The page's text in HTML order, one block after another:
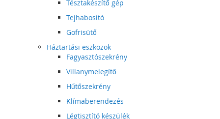
Tésztakészítő gép
Tejhabosító
Gofrisütő
Háztartási eszközök
Fagyasztószekrény
Villanymelegítő
Hűtőszekrény
Klímaberendezés
Légtisztító készülék